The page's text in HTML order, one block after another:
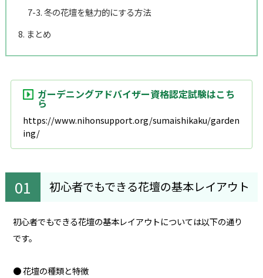
7-3. 冬の花壇を魅力的にする方法
8. まとめ
ガーデニングアドバイザー資格認定試験はこち
ら
https://www.nihonsupport.org/sumaishikaku/garden
ing/
初心者でもできる花壇の基本レイアウト
初心者でもできる花壇の基本レイアウトについては以下の通り
です。
● 花壇の種類と特徴